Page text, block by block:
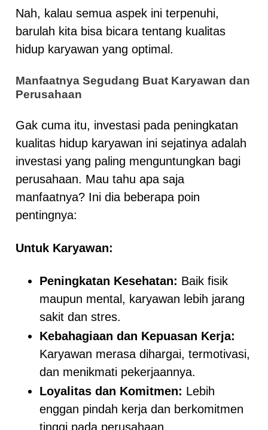
Nah, kalau semua aspek ini terpenuhi,
barulah kita bisa bicara tentang kualitas
hidup karyawan yang optimal.
Manfaatnya Segudang Buat Karyawan dan
Perusahaan
Gak cuma itu, investasi pada peningkatan
kualitas hidup karyawan ini sejatinya adalah
investasi yang paling menguntungkan bagi
perusahaan. Mau tahu apa saja
manfaatnya? Ini dia beberapa poin
pentingnya:
Untuk Karyawan:
Peningkatan Kesehatan: Baik fisik
maupun mental, karyawan lebih jarang
sakit dan stres.
Kebahagiaan dan Kepuasan Kerja:
Karyawan merasa dihargai, termotivasi,
dan menikmati pekerjaannya.
Loyalitas dan Komitmen: Lebih
enggan pindah kerja dan berkomitmen
tinggi pada perusahaan.